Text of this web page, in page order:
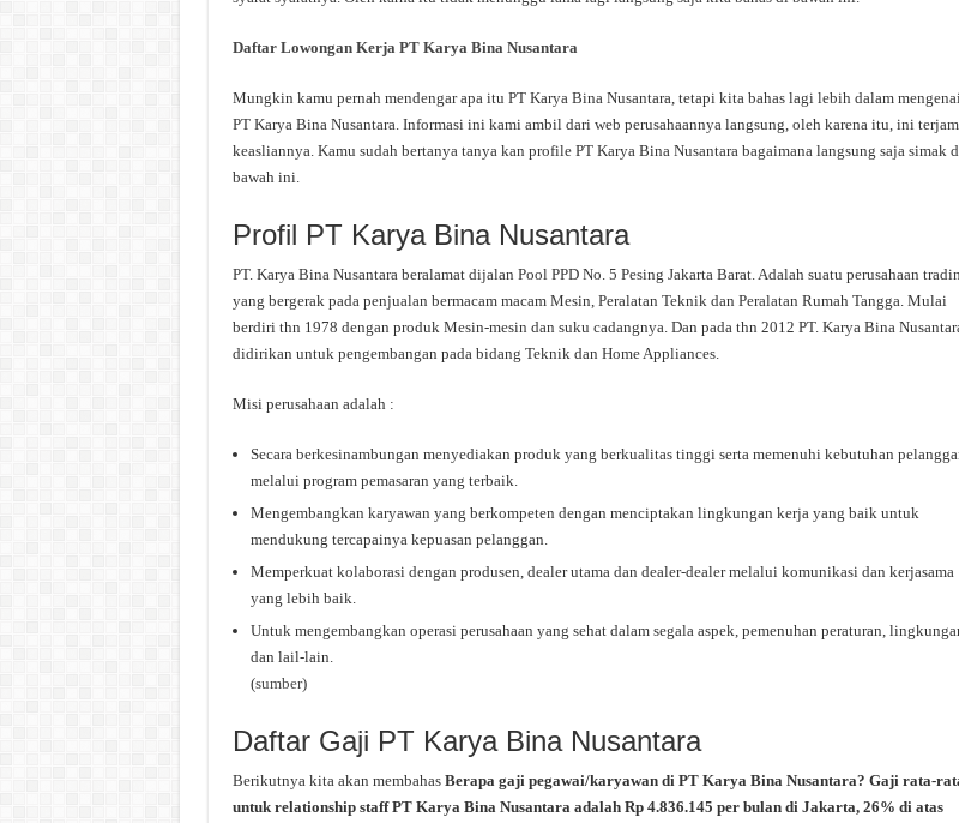
Daftar Lowongan Kerja PT Karya Bina Nusantara
Mungkin kamu pernah mendengar apa itu PT Karya Bina Nusantara, tetapi kita bahas lagi lebih dalam
PT Karya Bina Nusantara. Informasi ini kami ambil dari web perusahaannya langsung, oleh karena itu, ini
keasliannya. Kamu sudah bertanya tanya kan profile PT Karya Bina Nusantara bagaimana langsung saja simak
bawah ini.
Profil PT Karya Bina Nusantara
PT. Karya Bina Nusantara beralamat dijalan Pool PPD No. 5 Pesing Jakarta Barat. Adalah suatu perusahaan
yang bergerak pada penjualan bermacam macam Mesin, Peralatan Teknik dan Peralatan Rumah Tangga. Mulai
berdiri thn 1978 dengan produk Mesin-mesin dan suku cadangnya. Dan pada thn 2012 PT. Karya Bina
didirikan untuk pengembangan pada bidang Teknik dan Home Appliances.
Misi perusahaan adalah :
Secara berkesinambungan menyediakan produk yang berkualitas tinggi serta memenuhi kebutuhan
melalui program pemasaran yang terbaik.
Mengembangkan karyawan yang berkompeten dengan menciptakan lingkungan kerja yang baik untuk
mendukung tercapainya kepuasan pelanggan.
Memperkuat kolaborasi dengan produsen, dealer utama dan dealer-dealer melalui komunikasi dan kerjasama
yang lebih baik.
Untuk mengembangkan operasi perusahaan yang sehat dalam segala aspek, pemenuhan peraturan,
dan lail-lain.
(sumber)
Daftar Gaji PT Karya Bina Nusantara
Berikutnya kita akan membahas Berapa gaji pegawai/karyawan di PT Karya Bina Nusantara? Gaji rata-
untuk relationship staff PT Karya Bina Nusantara adalah Rp 4.836.145 per bulan di Jakarta, 26% di atas